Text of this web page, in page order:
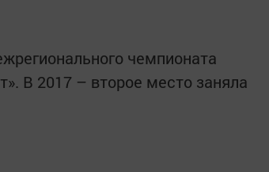
чемпионата
В 2017 – второе место заняла